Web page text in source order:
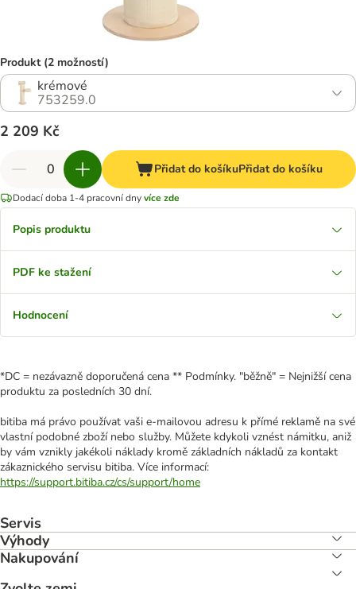
Produkt (2 možností)
krémové
753259.0
2 209 Kč
Přidat do košíkuPřidat do košíku
Dodací doba 1-4 pracovní dnyvíce zde
Popis produktu
PDF ke stažení
Hodnocení
*DC = nezávazně doporučená cena ** Podmínky. "běžně" = Nejnižší cena
produktu za posledních 30 dní.
bitiba má právo používat vaši e-mailovou adresu k přímé reklamě na své
vlastní podobné zboží nebo služby. Můžete kdykoli vznést námitku, aniž
by vám vznikly jakékoli náklady kromě základních nákladů za kontakt
zákaznického servisu bitiba. Více informací:
https://support.bitiba.cz/cs/support/home
Servis
Výhody
Nakupování